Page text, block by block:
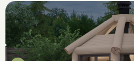
Не знаете с чего начать